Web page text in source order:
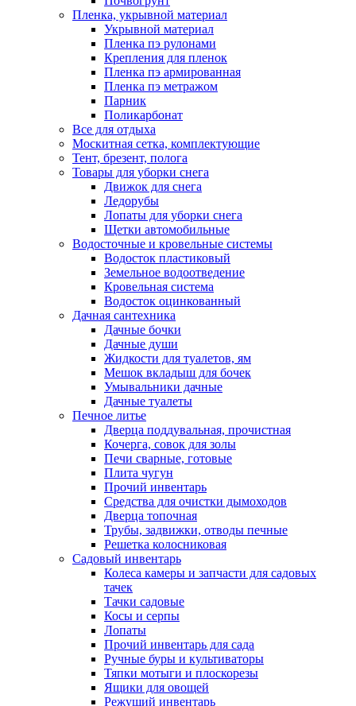
Пленка, укрывной материал
Укрывной материал
Пленка пэ рулонами
Крепления для пленок
Пленка пэ армированная
Пленка пэ метражом
Парник
Поликарбонат
Все для отдыха
Москитная сетка, комплектующие
Тент, брезент, полога
Товары для уборки снега
Движок для снега
Ледорубы
Лопаты для уборки снега
Щетки автомобильные
Водосточные и кровельные системы
Водосток пластиковый
Земельное водоотведение
Кровельная система
Водосток оцинкованный
Дачная сантехника
Дачные бочки
Дачные души
Жидкости для туалетов, ям
Мешок вкладыш для бочек
Умывальники дачные
Дачные туалеты
Печное литье
Дверца поддувальная, прочистная
Кочерга, совок для золы
Печи сварные, готовые
Плита чугун
Прочий инвентарь
Средства для очистки дымоходов
Дверца топочная
Трубы, задвижки, отводы печные
Решетка колосниковая
Садовый инвентарь
Колеса камеры и запчасти для садовых
тачек
Тачки садовые
Косы и серпы
Лопаты
Прочий инвентарь для сада
Ручные буры и культиваторы
Тяпки мотыги и плоскорезы
Ящики для овощей
Режущий инвентарь